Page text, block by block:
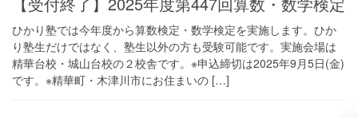
ひかり塾では今年度から算数検定・数学検定を実施します。ひか
り塾生だけではなく、塾生以外の方も受験可能です。実施会場は
精華台校・城山台校の２校舎です。※申込締切は2025年9月5日(金)
です。※精華町・木津川市にお住まいの […]